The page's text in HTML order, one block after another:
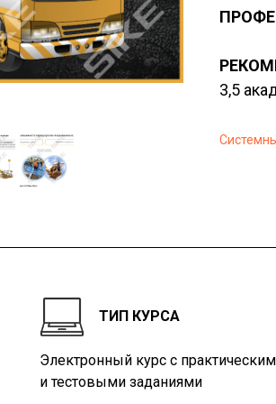
3,5
ТИП КУРСА
Электронный курс с
и тестовыми заданиями